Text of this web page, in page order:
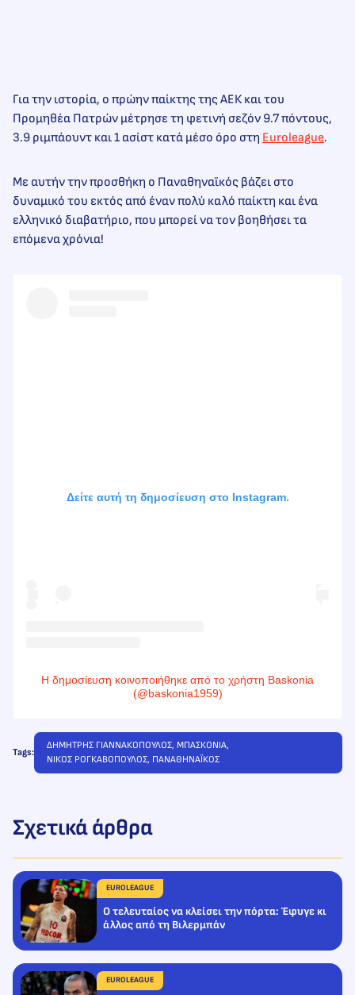
Για την ιστορία, ο πρώην παίκτης της ΑΕΚ και του
Προμηθέα Πατρών μέτρησε τη φετινή σεζόν 9.7 πόντους,
3.9 ριμπάουντ και 1 ασίστ κατά μέσο όρο στη Euroleague.
Με αυτήν την προσθήκη ο Παναθηναϊκός βάζει στο
δυναμικό του εκτός από έναν πολύ καλό παίκτη και ένα
ελληνικό διαβατήριο, που μπορεί να τον βοηθήσει τα
επόμενα χρόνια!
Δείτε αυτή τη δημοσίευση στο Instagram.
Η δημοσίευση κοινοποιήθηκε από το χρήστη Baskonia
(@baskonia1959)
Tags:
ΔΗΜΗΤΡΗΣ ΓΙΑΝΝΑΚΟΠΟΥΛΟΣ, ΜΠΑΣΚΟΝΙΑ
ΝΙΚΟΣ ΡΟΓΚΑΒΟΠΟΥΛΟΣ, ΠΑΝΑΘΗΝΑΪΚΟΣ
Σχετικά άρθρα
EUROLEAGUE
Ο τελευταίος να κλείσει την πόρτα: Έφυγε κι
άλλος από τη Βιλερμπάν
EUROLEAGUE